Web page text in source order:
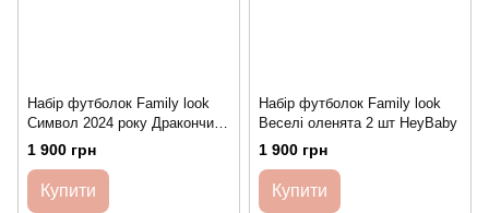
Набір футболок Family look
Символ 2024 року Дракончики
HeyBaby
1 900 грн
Купити
Набір футболок Family look
Веселі оленята 2 шт HeyBaby
1 900 грн
Купити